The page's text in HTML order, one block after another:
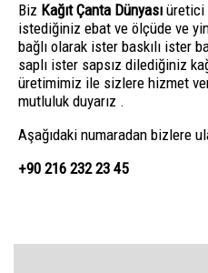
Biz Kağıt Çanta Dünyası üretici
istediğiniz ebat ve ölçüde ve
bağlı olarak ister baskılı ister
saplı ister sapsız dilediğiniz
üretimimiz ile sizlere hizmet
mutluluk duyarız .
Aşağıdaki numaradan bizlere
+90 216 232 23 45